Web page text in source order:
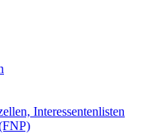
Interessentenlisten